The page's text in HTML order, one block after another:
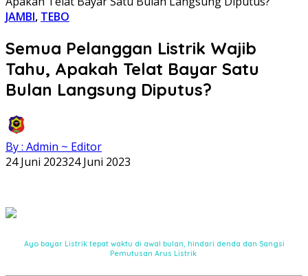
JAMBI, TEBO
Semua Pelanggan Listrik Wajib
Tahu, Apakah Telat Bayar Satu
Bulan Langsung Diputus?
By : Admin ~ Editor
24 Juni 202324 Juni 2023
Ayo bayar Listrik tepat waktu di awal bulan, hindari denda dan Sangsi
Pemutusan Arus Listrik